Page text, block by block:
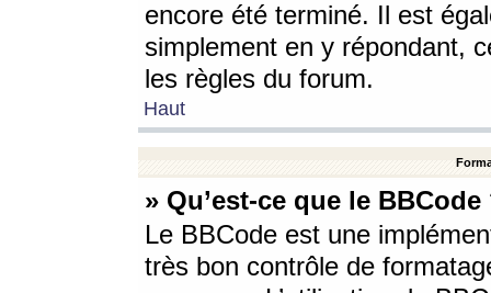
encore été terminé. Il est
simplement en y répondant,
les règles du forum.
Haut
» Qu’est-ce que le BBCode
Le BBCode est une
très bon contrôle de